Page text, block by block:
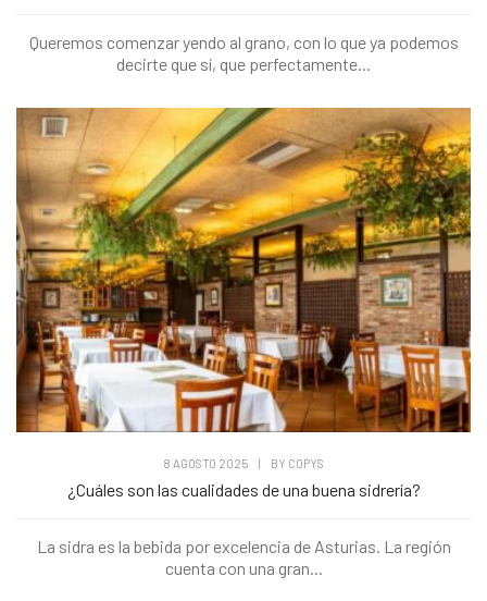
Queremos comenzar yendo al grano, con lo que ya podemos
decirte que sí, que perfectamente...
8 AGOSTO 2025 | BY COPYS
¿Cuáles son las cualidades de una buena sidrería?
La sidra es la bebida por excelencia de Asturias. La región
cuenta con una gran...